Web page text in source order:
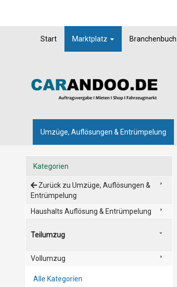
Start Marktplatz Branchenbuch
Umzüge, Auflösungen & Entrümpelung
Kategorien
Zurück zu Umzüge, Auflösungen &
Entrümpelung
Haushalts Auflösung & Entrümpelung
Teilumzug
Vollumzug
Alle Kategorien